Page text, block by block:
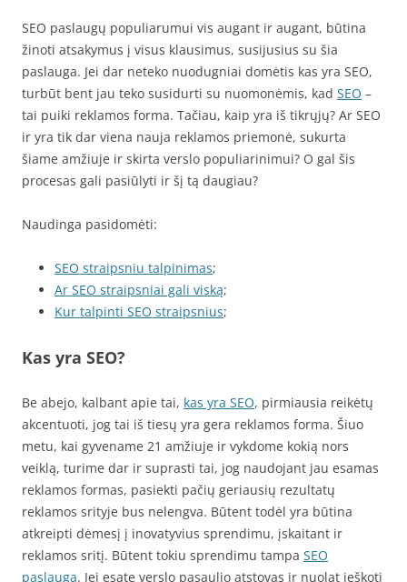
SEO paslaugų populiarumui vis augant ir augant, būtina
žinoti atsakymus į visus klausimus, susijusius su šia
paslauga. Jei dar neteko nuodugniai domėtis kas yra SEO,
turbūt bent jau teko susidurti su nuomonėmis, kad SEO –
tai puiki reklamos forma. Tačiau, kaip yra iš tikrųjų? Ar SEO
ir yra tik dar viena nauja reklamos priemonė, sukurta
šiame amžiuje ir skirta verslo populiarinimui? O gal šis
procesas gali pasiūlyti ir šį tą daugiau?
Naudinga pasidomėti:
SEO straipsniu talpinimas;
Ar SEO straipsniai gali viską;
Kur talpinti SEO straipsnius;
Kas yra SEO?
Be abejo, kalbant apie tai, kas yra SEO, pirmiausia reikėtų
akcentuoti, jog tai iš tiesų yra gera reklamos forma. Šiuo
metu, kai gyvename 21 amžiuje ir vykdome kokią nors
veiklą, turime dar ir suprasti tai, jog naudojant jau esamas
reklamos formas, pasiekti pačių geriausių rezultatų
reklamos srityje bus nelengva. Būtent todėl yra būtina
atkreipti dėmesį į inovatyvius sprendimu, įskaitant ir
reklamos sritį. Būtent tokiu sprendimu tampa SEO
paslauga. Jei esate verslo pasaulio atstovas ir nuolat ieškoti